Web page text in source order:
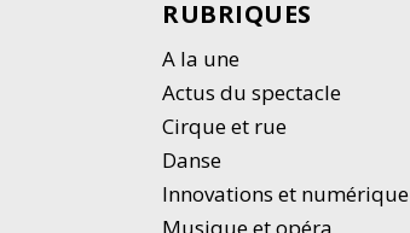
RUBRIQUES
A la une
Actus du spectacle
Cirque et rue
Danse
Innovations et numérique